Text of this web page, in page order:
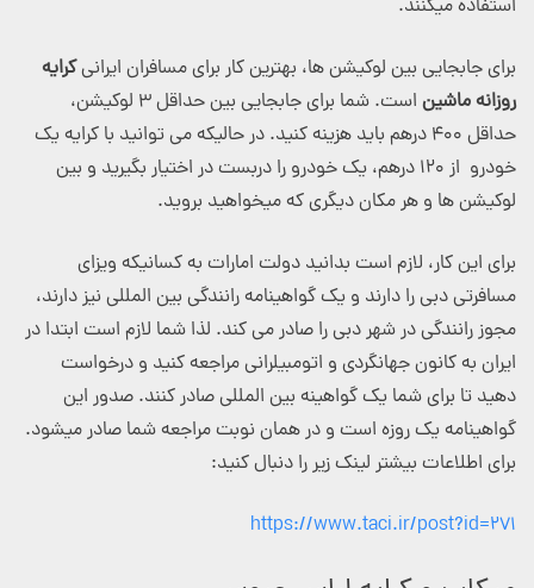
استفاده میکنند.
برای جابجایی بین لوکیشن ها، بهترین کار برای مسافران ایرانیکرایه
روزانه ماشین
است. شما برای جابجایی بین حداقل ۳ لوکیشن،
حداقل ۴۰۰ درهم باید هزینه کنید. در حالیکه می توانید با کرایه یک
خودرو از ۱۲۰ درهم، یک خودرو را دربست در اختیار بگیرید و بین
لوکیشن ها و هر مکان دیگری که میخواهید بروید.
برای این کار، لازم است بدانید دولت امارات به کسانیکه ویزای
مسافرتی دبی را دارند و یک گواهینامه رانندگی بین المللی نیز دارند،
مجوز رانندگی در شهر دبی را صادر می کند. لذا شما لازم است ابتدا در
ایران به کانون جهانگردی و اتومبیلرانی مراجعه کنید و درخواست
دهید تا برای شما یک گواهینه بین المللی صادر کنند. صدور این
گواهینامه یک روزه است و در همان نوبت مراجعه شما صادر میشود.
برای اطلاعات بیشتر لینک زیر را دنبال کنید:
https://www.taci.ir/post?id=271